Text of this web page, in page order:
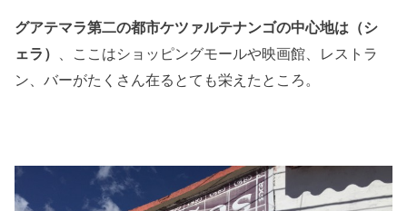
グアテマラ第二の都市ケツァルテナンゴの中心地は（シ
ェラ）
、ここはショッピングモールや映画館、レストラ
ン、バーがたくさん在るとても栄えたところ。